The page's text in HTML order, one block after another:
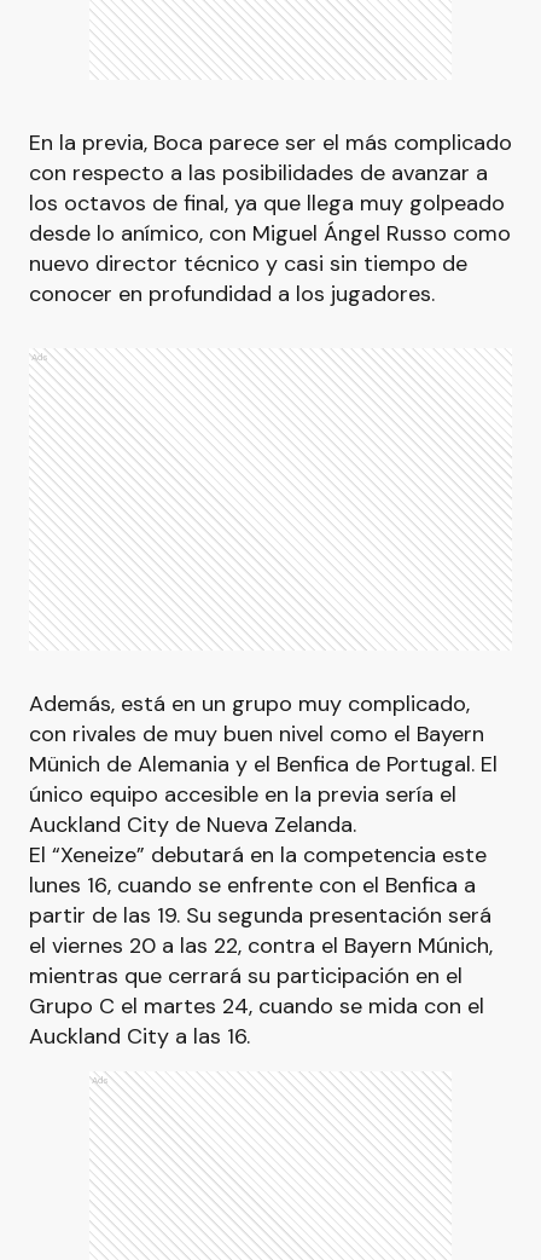
En la previa, Boca parece ser el más complicado
con respecto a las posibilidades de avanzar a
los octavos de final, ya que llega muy golpeado
desde lo anímico, con Miguel Ángel Russo como
nuevo director técnico y casi sin tiempo de
conocer en profundidad a los jugadores.
Ads
Además, está en un grupo muy complicado,
con rivales de muy buen nivel como el Bayern
Münich de Alemania y el Benfica de Portugal. El
único equipo accesible en la previa sería el
Auckland City de Nueva Zelanda.
El “Xeneize” debutará en la competencia este
lunes 16, cuando se enfrente con el Benfica a
partir de las 19. Su segunda presentación será
el viernes 20 a las 22, contra el Bayern Múnich,
mientras que cerrará su participación en el
Grupo C el martes 24, cuando se mida con el
Auckland City a las 16.
Ads